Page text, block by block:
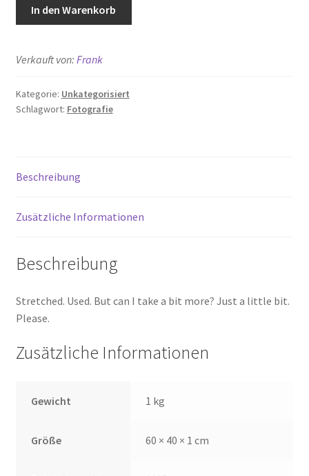
deeper?
In den Warenkorb
Verkauft von: Frank
Kategorie: Unkategorisiert
Schlagwort: Fotografie
Beschreibung
Zusätzliche Informationen
Beschreibung
Stretched. Used. But can I take a bit more? Just a little bit.
Please.
Zusätzliche Informationen
Gewicht 1 kg
Größe 60 × 40 × 1 cm